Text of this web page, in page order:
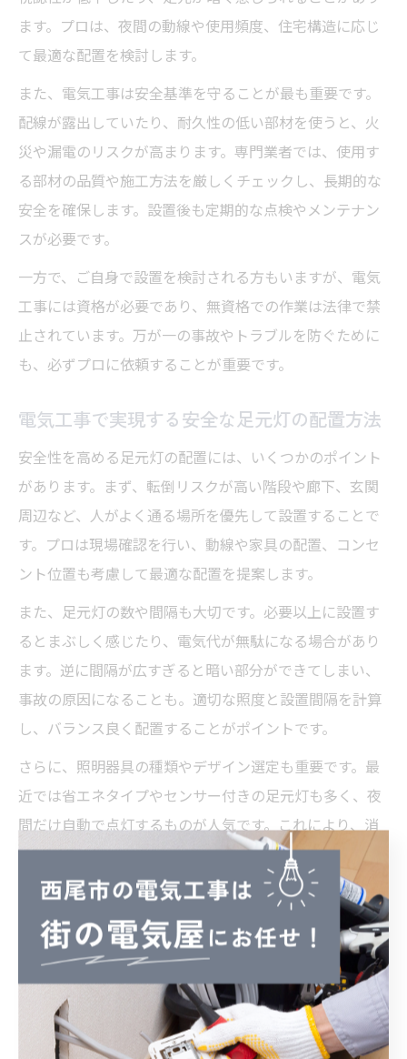
ます。プロは、夜間の動線や使用頻度、住宅構造に応じ
て最適な配置を検討します。
また、電気工事は安全基準を守ることが最も重要です。
配線が露出していたり、耐久性の低い部材を使うと、火
災や漏電のリスクが高まります。専門業者では、使用す
る部材の品質や施工方法を厳しくチェックし、長期的な
安全を確保します。設置後も定期的な点検やメンテナン
スが必要です。
一方で、ご自身で設置を検討される方もいますが、電気
工事には資格が必要であり、無資格での作業は法律で禁
止されています。万が一の事故やトラブルを防ぐために
も、必ずプロに依頼することが重要です。
電気工事で実現する安全な足元灯の配置方法
安全性を高める足元灯の配置には、いくつかのポイント
があります。まず、転倒リスクが高い階段や廊下、玄関
周辺など、人がよく通る場所を優先して設置することで
す。プロは現場確認を行い、動線や家具の配置、コンセ
ント位置も考慮して最適な配置を提案します。
また、足元灯の数や間隔も大切です。必要以上に設置す
るとまぶしく感じたり、電気代が無駄になる場合があり
ます。逆に間隔が広すぎると暗い部分ができてしまい、
事故の原因になることも。適切な照度と設置間隔を計算
し、バランス良く配置することがポイントです。
さらに、照明器具の種類やデザイン選定も重要です。最
近では省エネタイプやセンサー付きの足元灯も多く、夜
間だけ自動で点灯するものが人気です。これにより、消
し忘れや電気代の節約にもつながります。
事故防止に配慮した電気工事と足元灯設計
事故防止の観点からは、段差の多い場所や曲がり角、玄
関のアプローチ部分への足元灯設置が推奨されます。特
に高齢者や小さなお子様がいるご家庭では、つまずきや
転倒防止のための細かな配慮が必要です。プロは、現場